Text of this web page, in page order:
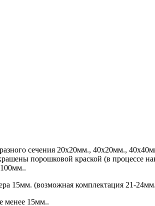
сечения 20х20мм., 40х20мм.,
порошковой краской (в процессе
15мм. (возможная комплектация 21-
менее 15мм..